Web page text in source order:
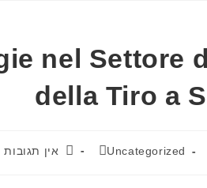
nel Settore
della Tiro a
Uncategorized אין תגובות